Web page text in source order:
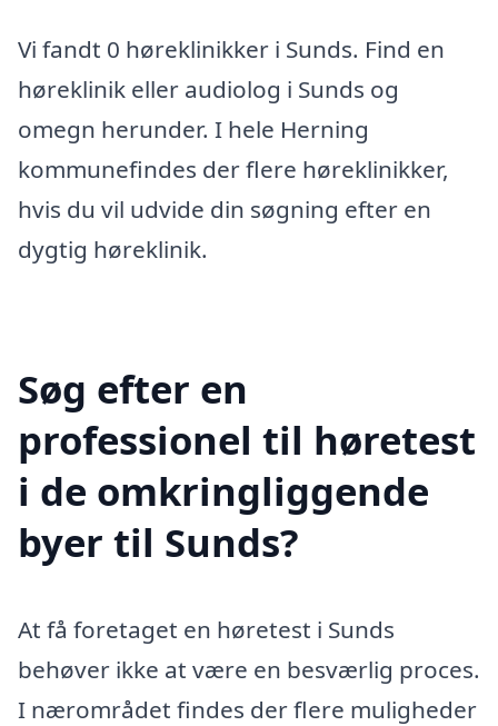
Vi fandt 0 høreklinikker i Sunds. Find en
høreklinik eller audiolog i Sunds og
omegn herunder. I hele Herning
kommunefindes der flere høreklinikker,
hvis du vil udvide din søgning efter en
dygtig høreklinik.
Søg efter en
professionel til høretest
i de omkringliggende
byer til Sunds?
At få foretaget en høretest i Sunds
behøver ikke at være en besværlig proces.
I nærområdet findes der flere muligheder